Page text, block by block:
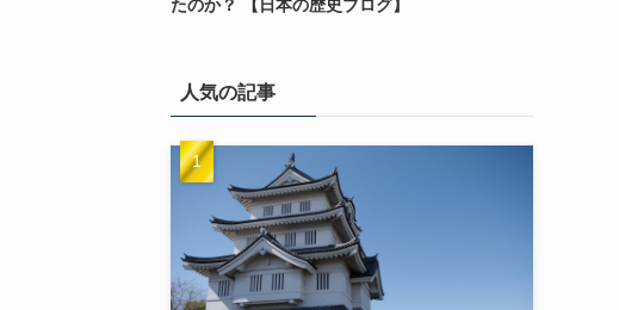
たのか？ 【日本の歴史ブログ】
人気の記事